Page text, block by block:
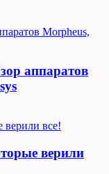
аппаратов
верили